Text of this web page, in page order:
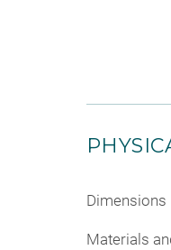
Dimensions
Materials